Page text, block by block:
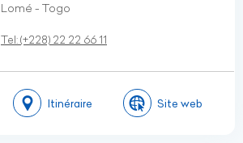
Lomé - Togo
Tel:(+228) 22 22 66 11
Itinéraire Site web